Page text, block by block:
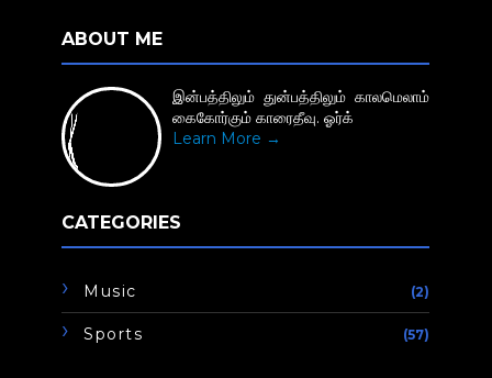
ABOUT ME
இன்பத்திலும் துன்பத்திலும் காலமெலாம்
கைகோர்கும் காரைதீவு. ஓர்க்
Learn More →
CATEGORIES
Music (2)
Sports (57)